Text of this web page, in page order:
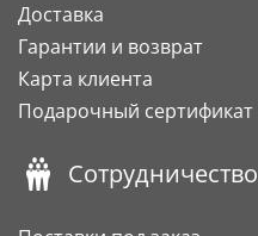
Доставка
Гарантии и возврат
Карта клиента
Подарочный сертификат
Сотрудничество